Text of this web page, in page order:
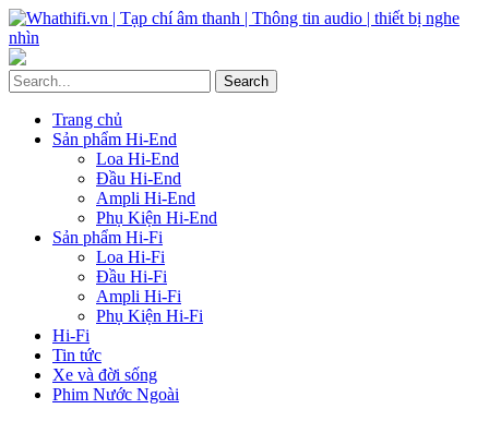
Trang chủ
Sản phẩm Hi-End
Loa Hi-End
Đầu Hi-End
Ampli Hi-End
Phụ Kiện Hi-End
Sản phẩm Hi-Fi
Loa Hi-Fi
Đầu Hi-Fi
Ampli Hi-Fi
Phụ Kiện Hi-Fi
Hi-Fi
Tin tức
Xe và đời sống
Phim Nước Ngoài